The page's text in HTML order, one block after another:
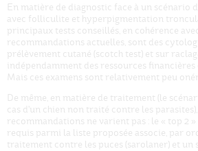
En matière de diagnostic face à un scénario
avec folliculite et hyperpigmentation
principaux tests conseillés, en cohérence
recommandations actuelles, sont des
prélèvement cutané (scotch test) et sur
indépendamment des ressources
Mais ces examens sont relativement peu
De même, en matière de traitement (le
cas d'un chien non traité contre les parasites),
recommandations ne varient pas : le « top 2
requis parmi la liste proposée associe, par
traitement contre les puces (sarolaner) et un